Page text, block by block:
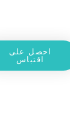
احصل على
اقتباس